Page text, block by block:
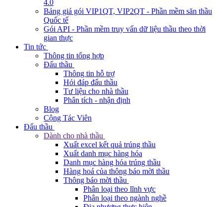
4.0
Bảng giá gói VIP1QT, VIP2QT - Phần mềm săn thầu
Quốc tế
Gói API - Phần mềm truy vấn dữ liệu thầu theo thời
gian thực
Tin tức
Thông tin tổng hợp
Đấu thầu
Thông tin hỗ trợ
Hỏi đáp đấu thầu
Tư liệu cho nhà thầu
Phân tích - nhận định
Blog
Cộng Tác Viên
Đấu thầu
Dành cho nhà thầu
Xuất excel kết quả trúng thầu
Xuất danh mục hàng hóa
Danh mục hàng hóa trúng thầu
Hàng hoá của thông báo mời thầu
Thông báo mời thầu
Phân loại theo lĩnh vực
Phân loại theo ngành nghề